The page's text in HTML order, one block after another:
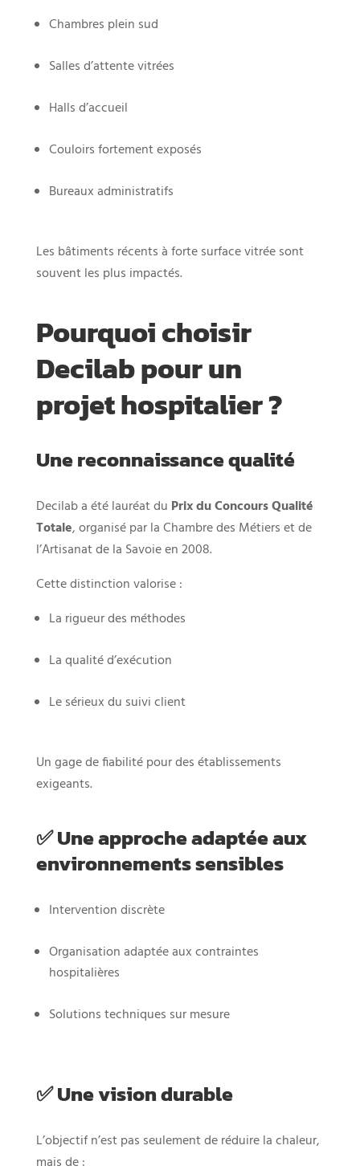
Chambres plein sud
Salles d’attente vitrées
Halls d’accueil
Couloirs fortement exposés
Bureaux administratifs
Les bâtiments récents à forte surface vitrée sont
souvent les plus impactés.
Pourquoi choisir
Decilab pour un
projet hospitalier ?
Une reconnaissance qualité
Decilab a été lauréat du Prix du Concours Qualité
Totale, organisé par la Chambre des Métiers et de
l’Artisanat de la Savoie en 2008.
Cette distinction valorise :
La rigueur des méthodes
La qualité d’exécution
Le sérieux du suivi client
Un gage de fiabilité pour des établissements
exigeants.
✅ Une approche adaptée aux
environnements sensibles
Intervention discrète
Organisation adaptée aux contraintes
hospitalières
Solutions techniques sur mesure
✅ Une vision durable
L’objectif n’est pas seulement de réduire la chaleur,
mais de :